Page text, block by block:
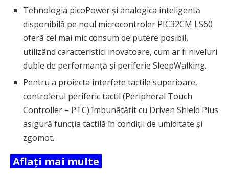
Tehnologia picoPower și analogica inteligentă
disponibilă pe noul microcontroler PIC32CM LS60
oferă cel mai mic consum de putere posibil,
utilizând caracteristici inovatoare, cum ar fi niveluri
duble de performanță și periferie SleepWalking.
Pentru a proiecta interfețe tactile superioare,
controlerul periferic tactil (Peripheral Touch
Controller – PTC) îmbunătățit cu Driven Shield Plus
asigură funcția tactilă în condiții de umiditate și
zgomot.
Aflați mai multe